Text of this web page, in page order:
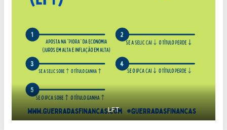
LFT